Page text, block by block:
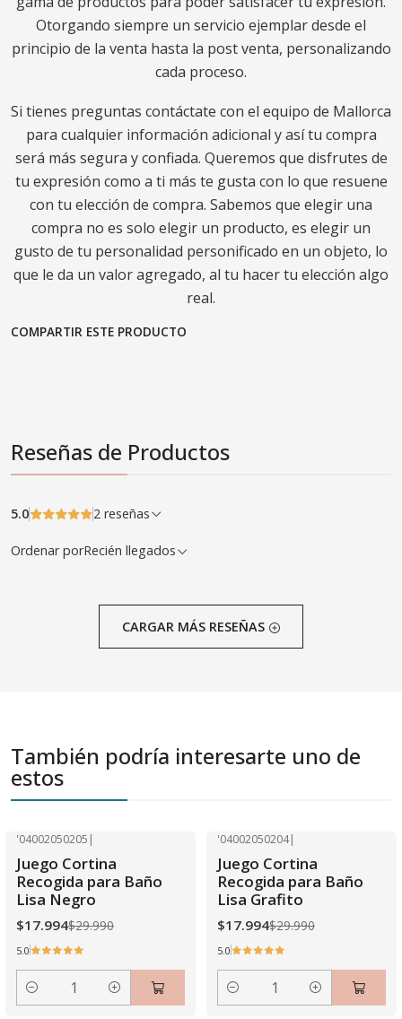
Otorgando siempre un servicio ejemplar desde el
principio de la venta hasta la post venta, personalizando
cada proceso.
Si tienes preguntas contáctate con el equipo de Mallorca
para cualquier información adicional y así tu compra
será más segura y confiada. Queremos que disfrutes de
tu expresión como a ti más te gusta con lo que resuene
con tu elección de compra. Sabemos que elegir una
compra no es solo elegir un producto, es elegir un
gusto de tu personalidad personificado en un objeto, lo
que le da un valor agregado, al tu hacer tu elección algo
real.
COMPARTIR ESTE PRODUCTO
Reseñas de Productos
5.0 2 reseñas
Ordenar porRecién llegados
CARGAR MÁS RESEÑAS
También podría interesarte uno de
estos
'04002050205 |
Juego Cortina
Recogida para Baño
Lisa Negro
$17.994$29.990
5.0
Cantidad
'04002050204|
Juego Cortina
Recogida para Baño
Lisa Grafito
$17.994$29.990
5.0
Cantidad